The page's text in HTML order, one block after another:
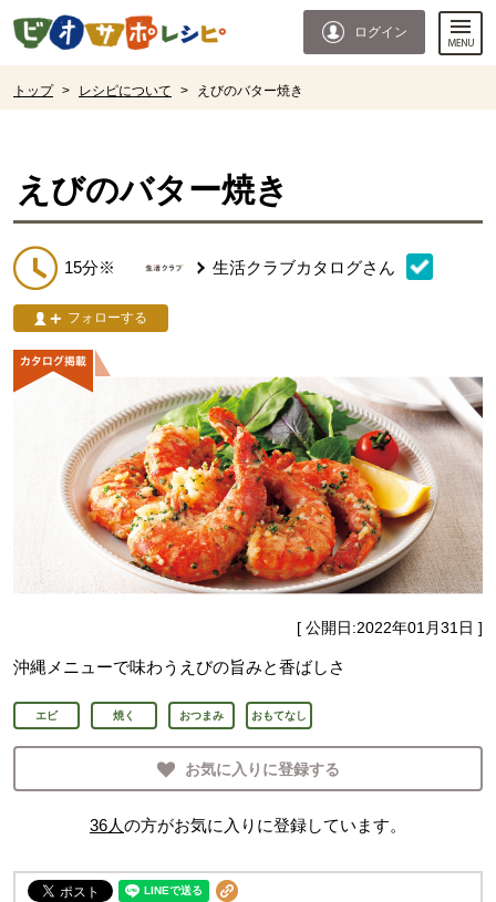
ページの先頭です。
ログイン
トップ > レシピについて > えびのバター焼き
えびのバター焼き
15分※ 生活クラブカタログさん
フォローする
[ 公開日:2022年01月31日 ]
沖縄メニューで味わうえびの旨みと香ばしさ
エビ 焼く おつまみ おもてなし
お気に入りに登録する
36人の方がお気に入りに登録しています。